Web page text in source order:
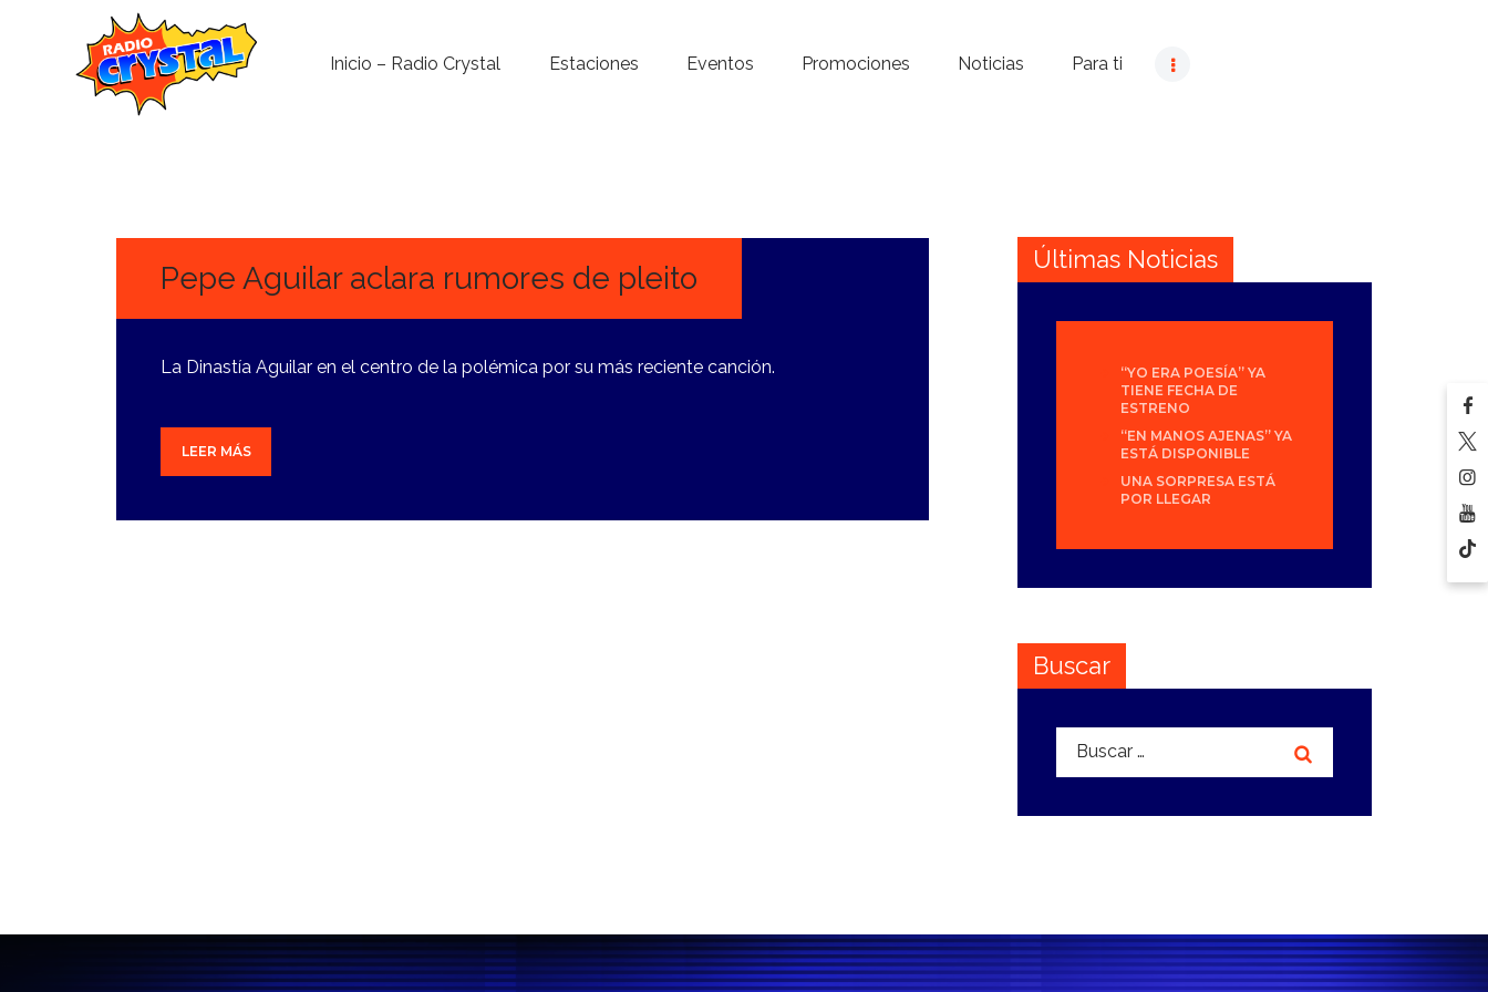
Inicio – Radio Crystal Estaciones Eventos Promociones Noticias Para ti
Noticias
Para ti
Contacto
Pepe Aguilar aclara rumores de pleito
La Dinastía Aguilar en el centro de la polémica por su más reciente canción.
LEER MÁS
Últimas Noticias
“YO ERA POESÍA” YA
TIENE FECHA DE
ESTRENO
“EN MANOS AJENAS” YA
ESTÁ DISPONIBLE
UNA SORPRESA ESTÁ
POR LLEGAR
Buscar
Buscar: